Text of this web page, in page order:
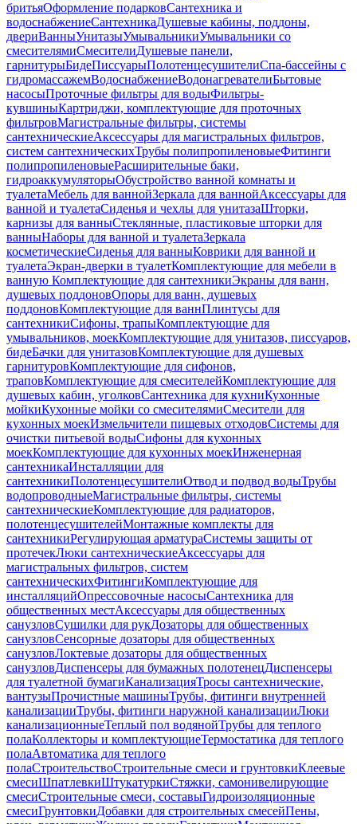
бритьяОформление подарковСантехника и
водоснабжениеСантехникаДушевые кабины, поддоны,
двериВанныУнитазыУмывальникиУмывальники со
смесителямиСмесителиДушевые панели,
гарнитурыБидеПиссуарыПолотенцесушителиСпа-бассейны с
гидромассажемВодоснабжениеВодонагревателиБытовые
насосыПроточные фильтры для водыФильтры-
кувшиныКартриджи, комплектующие для проточных
фильтровМагистральные фильтры, системы
сантехническиеАксессуары для магистральных фильтров,
систем сантехническихТрубы полипропиленовыеФитинги
полипропиленовыеРасширительные баки,
гидроаккумуляторыОбустройство ванной комнаты и
туалетаМебель для ваннойЗеркала для ваннойАксессуары для
ванной и туалетаСиденья и чехлы для унитазаШторки,
карнизы для ванныСтеклянные, пластиковые шторки для
ванныНаборы для ванной и туалетаЗеркала
косметическиеСиденья для ванныКоврики для ванной и
туалетаЭкран-дверки в туалетКомплектующие для мебели в
ванную Комплектующие для сантехникиЭкраны для ванн,
душевых поддоновОпоры для ванн, душевых
поддоновКомплектующие для ваннПлинтусы для
сантехникиСифоны, трапыКомплектующие для
умывальников, моекКомплектующие для унитазов, писсуаров,
бидеБачки для унитазовКомплектующие для душевых
гарнитуровКомплектующие для сифонов,
траповКомплектующие для смесителейКомплектующие для
душевых кабин, уголковСантехника для кухниКухонные
мойкиКухонные мойки со смесителямиСмесители для
кухонных моекИзмельчители пищевых отходовСистемы для
очистки питьевой водыСифоны для кухонных
моекКомплектующие для кухонных моекИнженерная
сантехникаИнсталляции для
сантехникиПолотенцесушителиОтвод и подвод водыТрубы
водопроводныеМагистральные фильтры, системы
сантехническиеКомплектующие для радиаторов,
полотенцесушителейМонтажные комплекты для
сантехникиРегулирующая арматураСистемы защиты от
протечекЛюки сантехническиеАксессуары для
магистральных фильтров, систем
сантехническихФитингиКомплектующие для
инсталляцийОпрессовочные насосыСантехника для
общественных местАксессуары для общественных
санузловСушилки для рукДозаторы для общественных
санузловСенсорные дозаторы для общественных
санузловЛоктевые дозаторы для общественных
санузловДиспенсеры для бумажных полотенецДиспенсеры
для туалетной бумагиКанализацияТросы сантехнические,
вантузыПрочистные машиныТрубы, фитинги внутренней
канализацииТрубы, фитинги наружной канализацииЛюки
канализационныеТеплый пол водянойТрубы для теплого
полаКоллекторы и комплектующиеТермостатика для теплого
полаАвтоматика для теплого
полаСтроительствоСтроительные смеси и грунтовкиКлеевые
смесиШпатлевкиШтукатуркиСтяжки, самонивелирующие
смесиСтроительные смеси, составыГидроизоляционные
смесиГрунтовкиДобавки для строительных смесейПены,